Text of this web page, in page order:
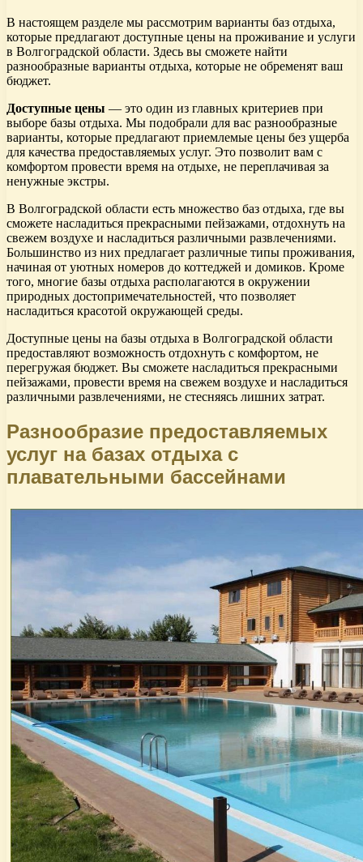
В настоящем разделе мы рассмотрим варианты баз отдыха,
которые предлагают доступные цены на проживание и услуги
в Волгоградской области. Здесь вы сможете найти
разнообразные варианты отдыха, которые не обременят ваш
бюджет.
Доступные цены — это один из главных критериев при
выборе базы отдыха. Мы подобрали для вас разнообразные
варианты, которые предлагают приемлемые цены без ущерба
для качества предоставляемых услуг. Это позволит вам с
комфортом провести время на отдыхе, не переплачивая за
ненужные экстры.
В Волгоградской области есть множество баз отдыха, где вы
сможете насладиться прекрасными пейзажами, отдохнуть на
свежем воздухе и насладиться различными развлечениями.
Большинство из них предлагает различные типы проживания,
начиная от уютных номеров до коттеджей и домиков. Кроме
того, многие базы отдыха располагаются в окружении
природных достопримечательностей, что позволяет
насладиться красотой окружающей среды.
Доступные цены на базы отдыха в Волгоградской области
предоставляют возможность отдохнуть с комфортом, не
перегружая бюджет. Вы сможете насладиться прекрасными
пейзажами, провести время на свежем воздухе и насладиться
различными развлечениями, не стесняясь лишних затрат.
Разнообразие предоставляемых
услуг на базах отдыха с
плавательными бассейнами